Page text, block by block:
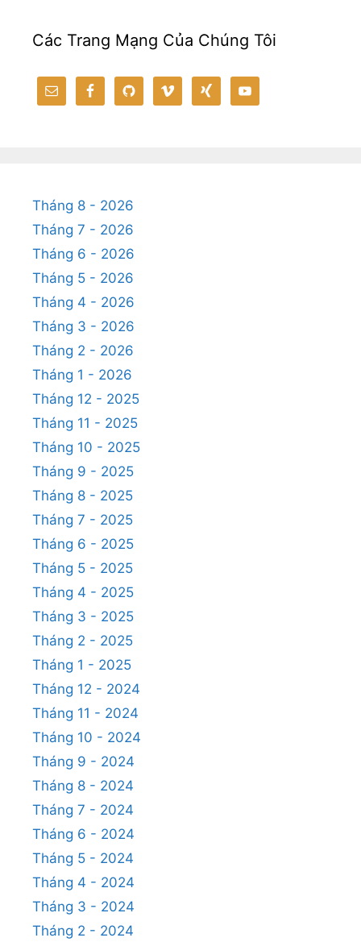
Các Trang Mạng Của Chúng Tôi
Tháng 8 - 2026
Tháng 7 - 2026
Tháng 6 - 2026
Tháng 5 - 2026
Tháng 4 - 2026
Tháng 3 - 2026
Tháng 2 - 2026
Tháng 1 - 2026
Tháng 12 - 2025
Tháng 11 - 2025
Tháng 10 - 2025
Tháng 9 - 2025
Tháng 8 - 2025
Tháng 7 - 2025
Tháng 6 - 2025
Tháng 5 - 2025
Tháng 4 - 2025
Tháng 3 - 2025
Tháng 2 - 2025
Tháng 1 - 2025
Tháng 12 - 2024
Tháng 11 - 2024
Tháng 10 - 2024
Tháng 9 - 2024
Tháng 8 - 2024
Tháng 7 - 2024
Tháng 6 - 2024
Tháng 5 - 2024
Tháng 4 - 2024
Tháng 3 - 2024
Tháng 2 - 2024